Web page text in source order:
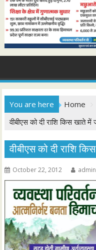
You are here Home
वीबीएस को दी राशि किस खाते
वीबीएस को दी राशि
October 22, 2012 admin